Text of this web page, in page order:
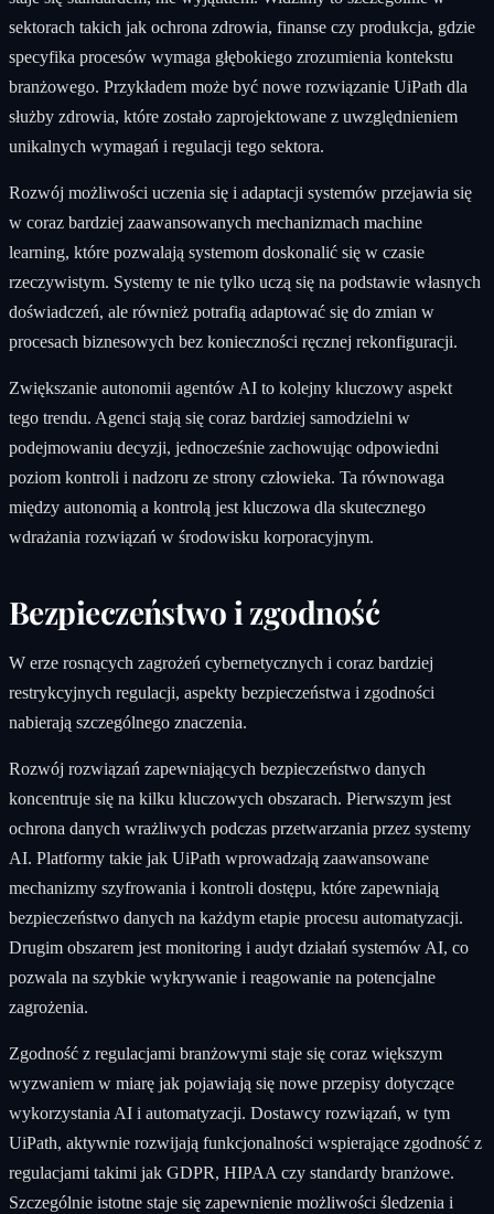
sektorach takich jak ochrona zdrowia, finanse czy produkcja, gdzie
specyfika procesów wymaga głębokiego zrozumienia kontekstu
branżowego. Przykładem może być nowe rozwiązanie UiPath dla
służby zdrowia, które zostało zaprojektowane z uwzględnieniem
unikalnych wymagań i regulacji tego sektora.
Rozwój możliwości uczenia się i adaptacji systemów przejawia się
w coraz bardziej zaawansowanych mechanizmach machine
learning, które pozwalają systemom doskonalić się w czasie
rzeczywistym. Systemy te nie tylko uczą się na podstawie własnych
doświadczeń, ale również potrafią adaptować się do zmian w
procesach biznesowych bez konieczności ręcznej rekonfiguracji.
Zwiększanie autonomii agentów AI to kolejny kluczowy aspekt
tego trendu. Agenci stają się coraz bardziej samodzielni w
podejmowaniu decyzji, jednocześnie zachowując odpowiedni
poziom kontroli i nadzoru ze strony człowieka. Ta równowaga
między autonomią a kontrolą jest kluczowa dla skutecznego
wdrażania rozwiązań w środowisku korporacyjnym.
Bezpieczeństwo i zgodność
W erze rosnących zagrożeń cybernetycznych i coraz bardziej
restrykcyjnych regulacji, aspekty bezpieczeństwa i zgodności
nabierają szczególnego znaczenia.
Rozwój rozwiązań zapewniających bezpieczeństwo danych
koncentruje się na kilku kluczowych obszarach. Pierwszym jest
ochrona danych wrażliwych podczas przetwarzania przez systemy
AI. Platformy takie jak UiPath wprowadzają zaawansowane
mechanizmy szyfrowania i kontroli dostępu, które zapewniają
bezpieczeństwo danych na każdym etapie procesu automatyzacji.
Drugim obszarem jest monitoring i audyt działań systemów AI, co
pozwala na szybkie wykrywanie i reagowanie na potencjalne
zagrożenia.
Zgodność z regulacjami branżowymi staje się coraz większym
wyzwaniem w miarę jak pojawiają się nowe przepisy dotyczące
wykorzystania AI i automatyzacji. Dostawcy rozwiązań, w tym
UiPath, aktywnie rozwijają funkcjonalności wspierające zgodność z
regulacjami takimi jak GDPR, HIPAA czy standardy branżowe.
Szczególnie istotne staje się zapewnienie możliwości śledzenia i